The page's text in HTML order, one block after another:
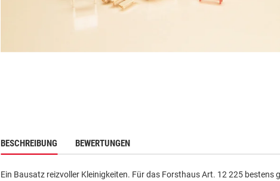
BESCHREIBUNG BEWERTUNGEN
Ein Bausatz reizvoller Kleinigkeiten. Für das Forsthaus Art. 12 225